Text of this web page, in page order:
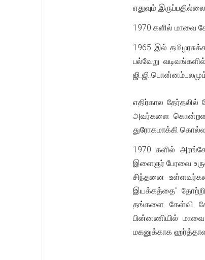
எதுவும்
1970 களில் மாவை
1965 இல்
பல்வேறு
எதிர்கால
அவர்களை கொன்றனர்.
துரோகமாக்கி
1970 களில்
இளைஞர் பேரவை
சிந்தனை
இயக்கத்தை"
தங்களை கேள்வி
பின்னணியில்
மகனுக்காக